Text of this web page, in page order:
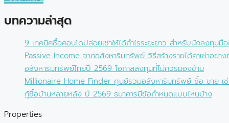
บทความล่าสุด
9 เทคนิคซื้อคอนโดปล่อยเช่าให้ได้กำไรระยะยาว สำหรับนักลงทุนมือ
Passive Income จากอสังหาริมทรัพย์ วิธีสร้างรายได้ค่าเช่าอย่า
อสังหาริมทรัพย์ไทยปี 2569 โอกาสลงทุนที่ไม่ควรมองข้าม
Millionaire Home Finder ศูนย์รวมอสังหาริมทรัพย์ ซื้อ ขาย เช่
กู้ซื้อบ้านหลายหลัง ปี 2569 ธนาคารมีข้อกำหนดแบบไหนบ้าง
Properties